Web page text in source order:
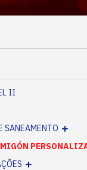
II
SANEAMENTO